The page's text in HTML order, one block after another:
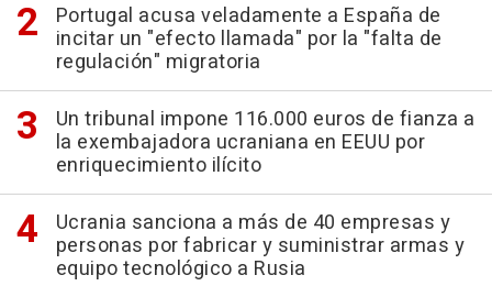
Portugal acusa veladamente a España de
incitar un "efecto llamada" por la "falta de
regulación" migratoria
Un tribunal impone 116.000 euros de fianza a
la exembajadora ucraniana en EEUU por
enriquecimiento ilícito
Ucrania sanciona a más de 40 empresas y
personas por fabricar y suministrar armas y
equipo tecnológico a Rusia